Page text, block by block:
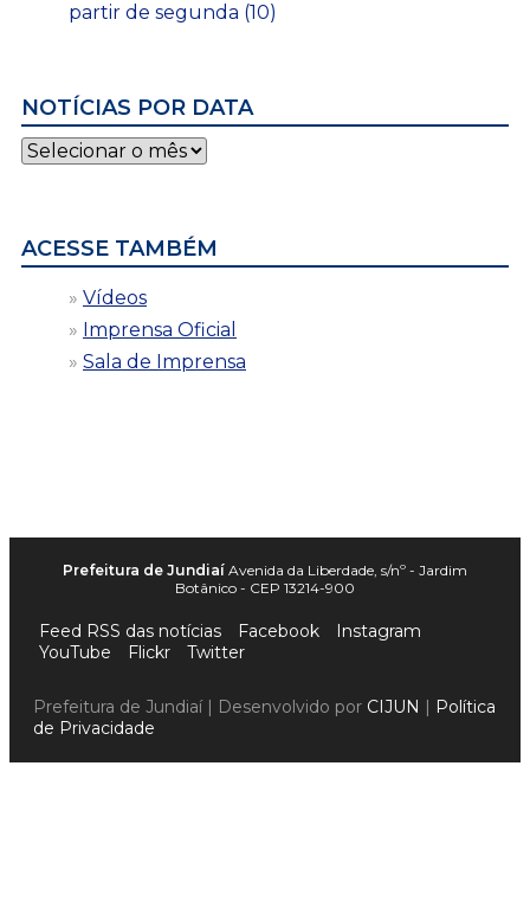
partir de segunda (10)
NOTÍCIAS POR DATA
Notícias
por
ACESSE TAMBÉM
Vídeos
Imprensa Oficial
Sala de Imprensa
Prefeitura de Jundiaí Avenida da Liberdade, s/nº - Jardim
Botânico - CEP 13214-900
Feed RSS das notícias Facebook
Instagram
YouTube
Flickr Twitter
Prefeitura de Jundiaí | Desenvolvido por CIJUN
Política
de Privacidade